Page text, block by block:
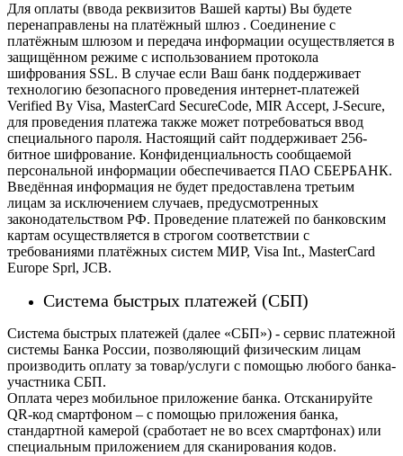
Для оплаты (ввода реквизитов Вашей карты) Вы будете
перенаправлены на платёжный шлюз . Соединение с
платёжным шлюзом и передача информации осуществляется в
защищённом режиме с использованием протокола
шифрования SSL. В случае если Ваш банк поддерживает
технологию безопасного проведения интернет-платежей
Verified By Visa, MasterCard SecureCode, MIR Accept, J-Secure,
для проведения платежа также может потребоваться ввод
специального пароля. Настоящий сайт поддерживает 256-
битное шифрование. Конфиденциальность сообщаемой
персональной информации обеспечивается ПАО СБЕРБАНК.
Введённая информация не будет предоставлена третьим
лицам за исключением случаев, предусмотренных
законодательством РФ. Проведение платежей по банковским
картам осуществляется в строгом соответствии с
требованиями платёжных систем МИР, Visa Int., MasterCard
Europe Sprl, JCB.
Система быстрых платежей (СБП)
Система быстрых платежей (далее «СБП») - сервис платежной
системы Банка России, позволяющий физическим лицам
производить оплату за товар/услуги с помощью любого банка-
участника СБП.
Оплата через мобильное приложение банка. Отсканируйте
QR-код смартфоном – с помощью приложения банка,
стандартной камерой (сработает не во всех смартфонах) или
специальным приложением для сканирования кодов.